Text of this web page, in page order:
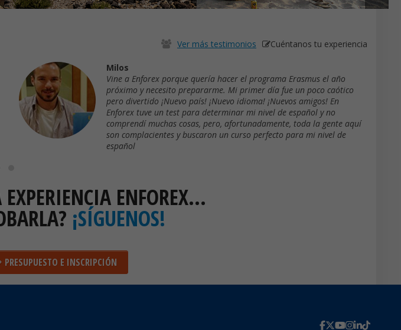
Ver más testimonios Cuéntanos tu experiencia
Milos
Vine a Enforex porque quería hacer el programa Erasmus el año
próximo y necesito prepararme. Mi primer día fue un poco caótico
pero divertido ¡Nuevo país! ¡Nuevo idioma! ¡Nuevos amigos! En
Enforex tuve un test para determinar mi nivel de español y no
comprendí muchas cosas, pero, afortunadamente, toda la gente aquí
son complacientes y buscaron un curso perfecto para mi nivel de
español
ENFOREX…
¡SÍGUENOS!
PRESUPUESTO E INSCRIPCIÓN